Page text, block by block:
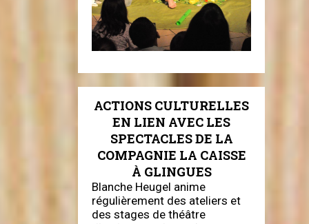
ACTIONS CULTURELLES
EN LIEN AVEC LES
SPECTACLES DE LA
COMPAGNIE LA CAISSE
À GLINGUES
Blanche Heugel anime
régulièrement des ateliers et
des stages de théâtre